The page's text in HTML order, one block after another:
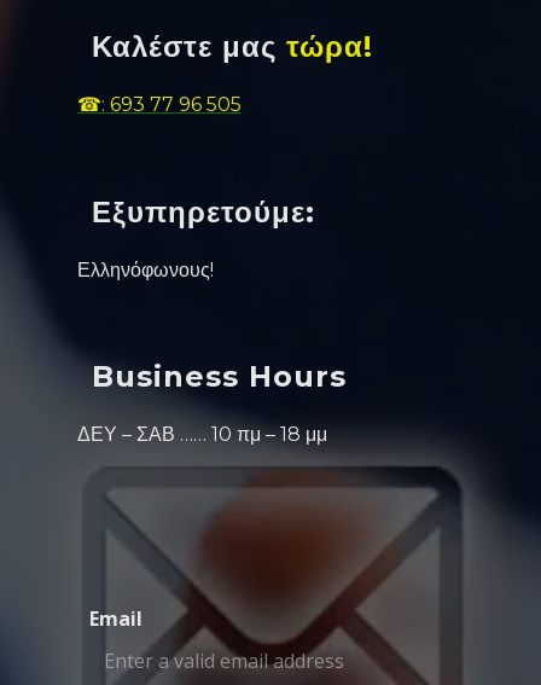
Καλέστε μας τώρα!
☎: 693 77 96 505
Εξυπηρετούμε:
Ελληνόφωνους!
Business Hours
ΔΕΥ – ΣΑΒ …… 10 πμ – 18 μμ
Email